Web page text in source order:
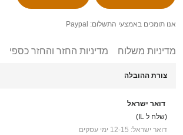
אנו תומכים באמצעי התשלום: Paypal
מדיניות משלוח מדיניות החזר והחזר כספי
צורת ההובלה
דואר ישראל
(שלח ל IL)
דואר ישראל: 12-15 ימי עסקים